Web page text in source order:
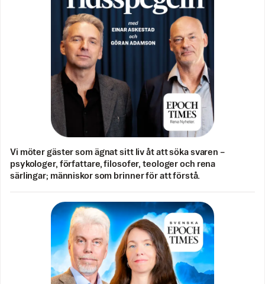
Vi möter gäster som ägnat sitt liv åt att söka svaren –
psykologer, författare, filosofer, teologer och rena
särlingar; människor som brinner för att förstå.